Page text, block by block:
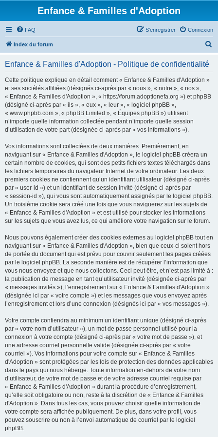
Enfance & Familles d'Adoption
FAQ Connexion
S’enregistrer
Index du forum
Enfance & Familles d'Adoption - Politique de confidentialité
Cette politique explique en détail comment « Enfance & Familles d'Adoption »
et ses sociétés affiliées (désignés ci-après par « nous », « notre », « nos »,
« Enfance & Familles d'Adoption », « https://forum.adoptionefa.org ») et phpBB
(désigné ci-après par « ils », « eux », « leur », « logiciel phpBB »,
« www.phpbb.com », « phpBB Limited », « Équipes phpBB ») utilisent
n’importe quelle information collectée pendant n’importe quelle session
d’utilisation de votre part (désignée ci-après par « vos informations »).
Vos informations sont collectées de deux manières. Premièrement, en
naviguant sur « Enfance & Familles d'Adoption », le logiciel phpBB créera un
certain nombre de cookies, qui sont des petits fichiers textes téléchargés dans
les fichiers temporaires du navigateur Internet de votre ordinateur. Les deux
premiers cookies ne contiennent qu’un identifiant utilisateur (désigné ci-après
par « user-id ») et un identifiant de session invité (désigné ci-après par
« session-id »), qui vous sont automatiquement assignés par le logiciel phpBB.
Un troisième cookie sera créé une fois que vous naviguerez sur les sujets de
« Enfance & Familles d'Adoption » et est utilisé pour stocker les informations
sur les sujets que vous avez lus, ce qui améliore votre navigation sur le forum.
Nous pouvons également créer des cookies externes au logiciel phpBB tout en
naviguant sur « Enfance & Familles d'Adoption », bien que ceux-ci soient hors
de portée du document qui est prévu pour couvrir seulement les pages créées
par le logiciel phpBB. La seconde manière est de récupérer l’information que
vous nous envoyez et que nous collectons. Ceci peut être, et n’est pas limité à :
la publication de message en tant qu’utilisateur invité (désignée ci-après par
« messages invités »), l’enregistrement sur « Enfance & Familles d'Adoption »
(désignée ici par « votre compte ») et les messages que vous envoyez après
l’enregistrement et lors d’une connexion (désignés ici par « vos messages »).
Votre compte contiendra au minimum un identifiant unique (désigné ci-après
par « votre nom d’utilisateur »), un mot de passe personnel utilisé pour la
connexion à votre compte (désigné ci-après par « votre mot de passe »), et
une adresse courriel personnelle valide (désignée ci-après par « votre
courriel »). Vos informations pour votre compte sur « Enfance & Familles
d'Adoption » sont protégées par les lois de protection des données applicables
dans le pays qui nous héberge. Toute information en-dehors de votre nom
d’utilisateur, de votre mot de passe et de votre adresse courriel requise par
« Enfance & Familles d'Adoption » durant la procédure d’enregistrement,
qu’elle soit obligatoire ou non, reste à la discrétion de « Enfance & Familles
d'Adoption ». Dans tous les cas, vous pouvez choisir quelle information de
votre compte sera affichée publiquement. De plus, dans votre profil, vous
pouvez souscrire ou non à l’envoi automatique de courriel par le logiciel
phpBB.